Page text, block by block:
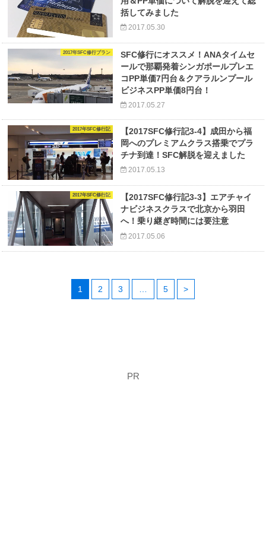
括してみました
2017.05.30
2017年SFC修行プラン
SFC修行にオススメ！ANAタイムセ
ールで那覇発着シンガポールプレエ
コPP単価7円台＆クアラルンプール
ビジネスPP単価8円台！
2017.05.27
2017年SFC修行記
【2017SFC修行記3-4】成田から福
岡へのプレミアムクラス搭乗でプラ
チナ到達！SFC解脱を迎えました
2017.05.13
2017年SFC修行記
【2017SFC修行記3-3】エアチャイ
ナビジネスクラスで北京から羽田
へ！乗り継ぎ時間には要注意
2017.05.06
1 2 3 5 >
PR